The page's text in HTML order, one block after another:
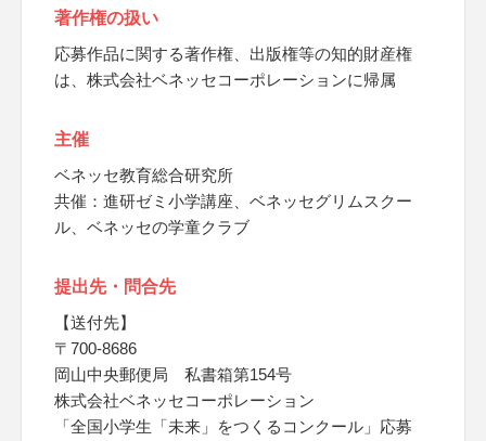
著作権の扱い
応募作品に関する著作権、出版権等の知的財産権
は、株式会社ベネッセコーポレーションに帰属
主催
ベネッセ教育総合研究所
共催：進研ゼミ小学講座、ベネッセグリムスクー
ル、ベネッセの学童クラブ
提出先・問合先
【送付先】
〒700-8686
岡山中央郵便局 私書箱第154号
株式会社ベネッセコーポレーション
「全国小学生「未来」をつくるコンクール」応募